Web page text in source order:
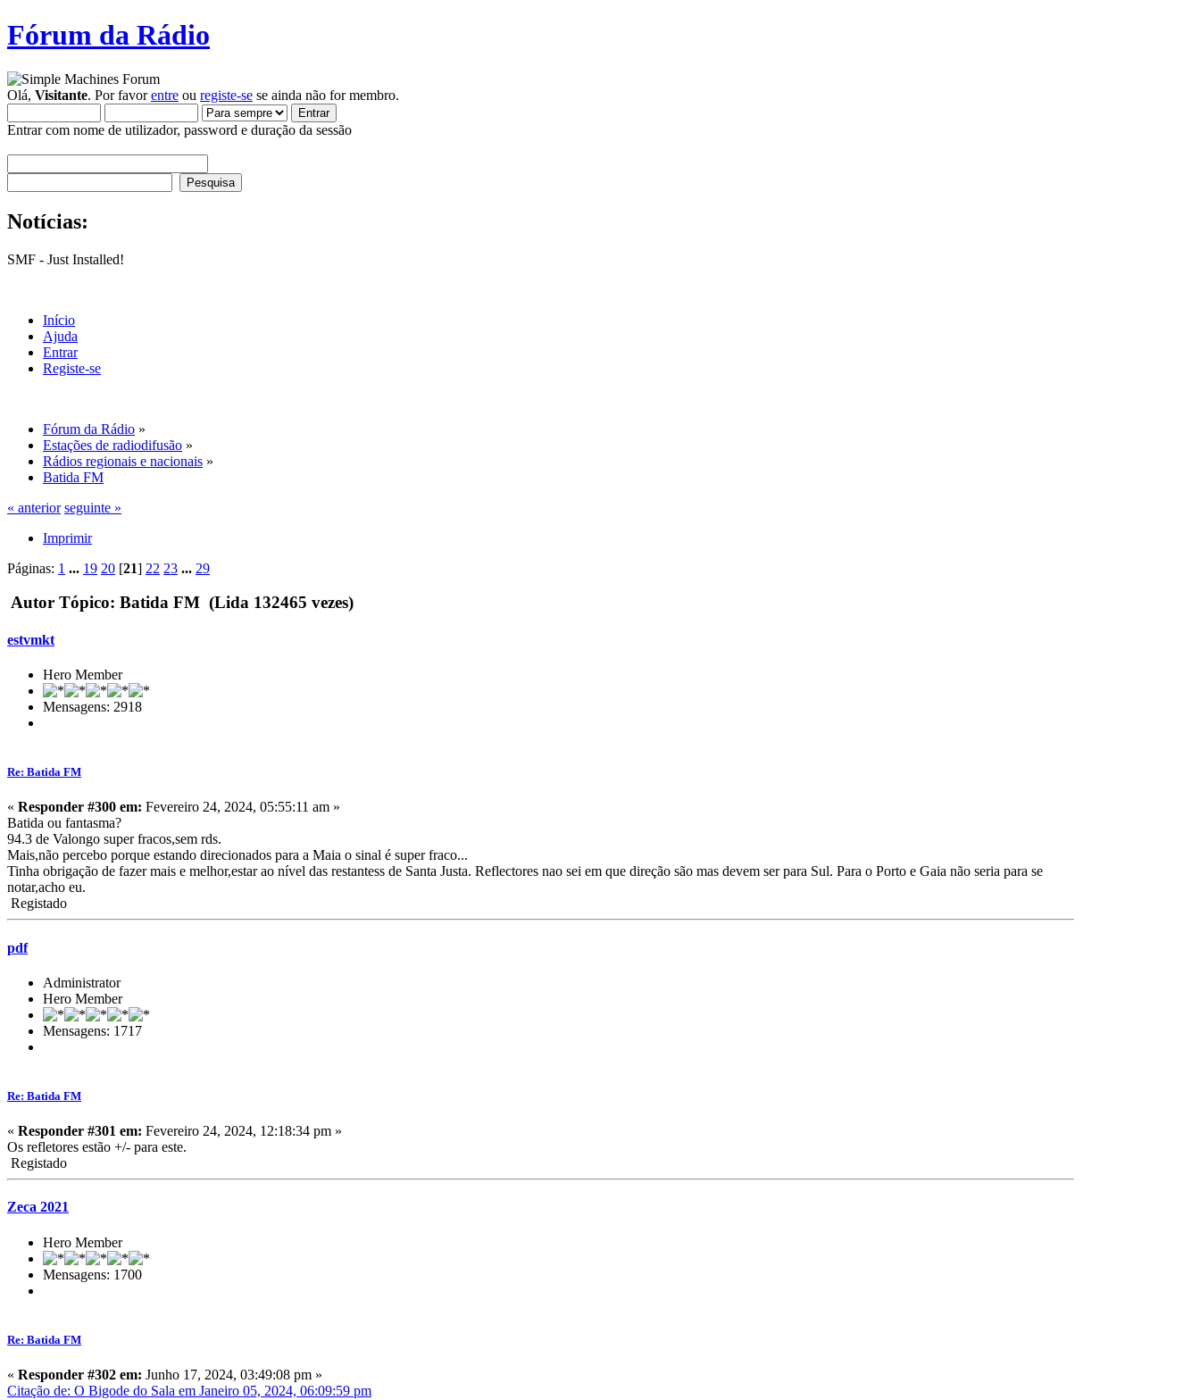
Fórum da Rádio
Olá, Visitante. Por favorentre ou registe-se se ainda não for membro.
Entrar com nome de utilizador, password e duração da sessão
Notícias:
SMF - Just Installed!
Início
Ajuda
Entrar
Registe-se
Fórum da Rádio »
Estações de radiodifusão »
Rádios regionais e nacionais »
Batida FM
« anterior seguinte »
Imprimir
Páginas: 1 ... 19 20 [21] 22 23 ... 29
Autor Tópico: Batida FM (Lida 132465 vezes)
estvmkt
Hero Member
Mensagens: 2918
Re: Batida FM
« Responder #300 em: Fevereiro 24, 2024, 05:55:11 am »
Batida ou fantasma?
94.3 de Valongo super fracos,sem rds.
Mais,não percebo porque estando direcionados para a Maia o sinal é super fraco...
Tinha obrigação de fazer mais e melhor,estar ao nível das restantess de Santa Justa. Reflectores nao sei em que direção são mas devem ser para Sul. Para o Porto e Gaia não seria para se
notar,acho eu.
Registado
pdf
Administrator
Hero Member
Mensagens: 1717
Re: Batida FM
« Responder #301 em: Fevereiro 24, 2024, 12:18:34 pm »
Os refletores estão +/- para este.
Registado
Zeca 2021
Hero Member
Mensagens: 1700
Re: Batida FM
« Responder #302 em: Junho 17, 2024, 03:49:08 pm »
Citação de: O Bigode do Sala em Janeiro 05, 2024, 06:09:59 pm